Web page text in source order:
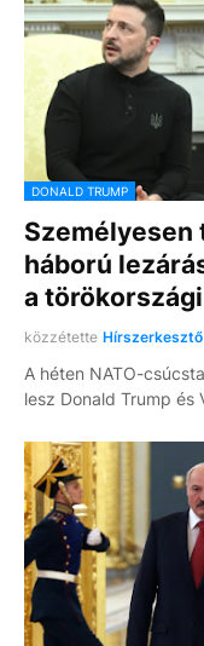
DONALD TRUMP
Személyesen
háború
a
közzétette Hírszerkesztő
A héten NATO-
lesz Donald Trump és